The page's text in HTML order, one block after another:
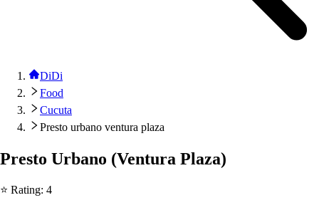
DiDi
Food
Cucuta
Presto urbano ventura plaza
Presto Urbano (Ventura Plaza)
⭐ Rating: 4